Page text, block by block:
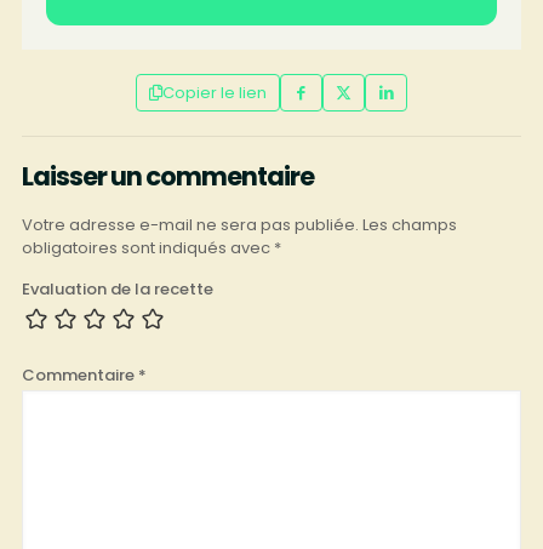
Copier le lien
Laisser un commentaire
Votre adresse e-mail ne sera pas publiée. Les champs
obligatoires sont indiqués avec *
Evaluation de la recette
Commentaire *